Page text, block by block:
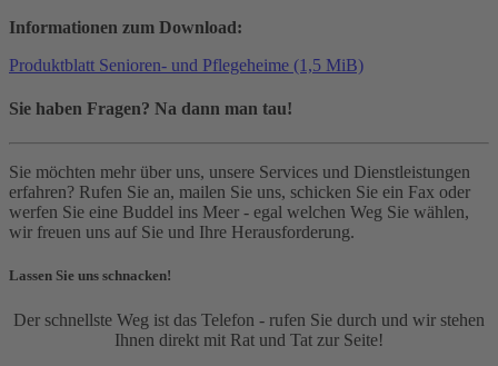
Informationen zum Download:
Produktblatt Senioren- und Pflegeheime (1,5 MiB)
Sie haben Fragen? Na dann man tau!
Sie möchten mehr über uns, unsere Services und Dienstleistungen
erfahren? Rufen Sie an, mailen Sie uns, schicken Sie ein Fax oder
werfen Sie eine Buddel ins Meer - egal welchen Weg Sie wählen,
wir freuen uns auf Sie und Ihre Herausforderung.
Lassen Sie uns schnacken!
Der schnellste Weg ist das Telefon - rufen Sie durch und wir stehen
Ihnen direkt mit Rat und Tat zur Seite!